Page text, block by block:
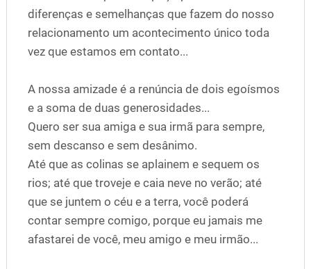
diferenças e semelhanças que fazem do nosso
relacionamento um acontecimento único toda
vez que estamos em contato...
A nossa amizade é a renúncia de dois egoísmos
e a soma de duas generosidades...
Quero ser sua amiga e sua irmã para sempre,
sem descanso e sem desânimo.
Até que as colinas se aplainem e sequem os
rios; até que troveje e caia neve no verão; até
que se juntem o céu e a terra, você poderá
contar sempre comigo, porque eu jamais me
afastarei de você, meu amigo e meu irmão...